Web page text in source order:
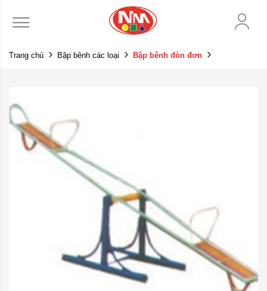
Trang chủ Bập bênh các loại Bập bênh đòn đơn